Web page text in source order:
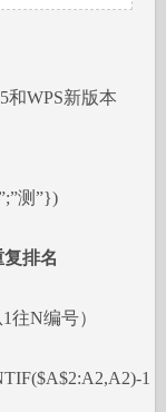
和WPS新版本
测”})
排名
往N编号）
1